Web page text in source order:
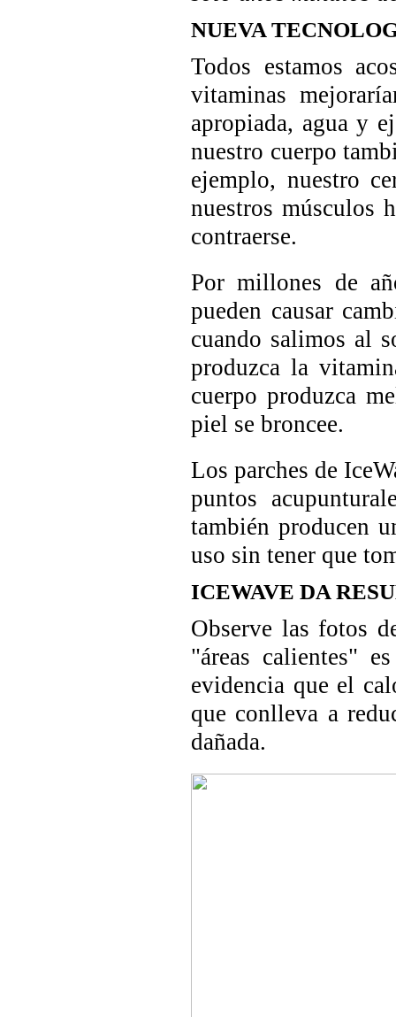
NUEVA
Todos estamos
vitaminas
apropiada, agua y
nuestro cuerpo
ejemplo, nuestro
nuestros músculos
contraerse.
Por millones de
pueden causar
cuando salimos al
produzca la
cuerpo produzca
piel se broncee.
Los parches de
puntos
también producen
uso sin tener que
ICEWAVE DA
Observe las fotos
"áreas calientes"
evidencia que el
que conlleva a
dañada.